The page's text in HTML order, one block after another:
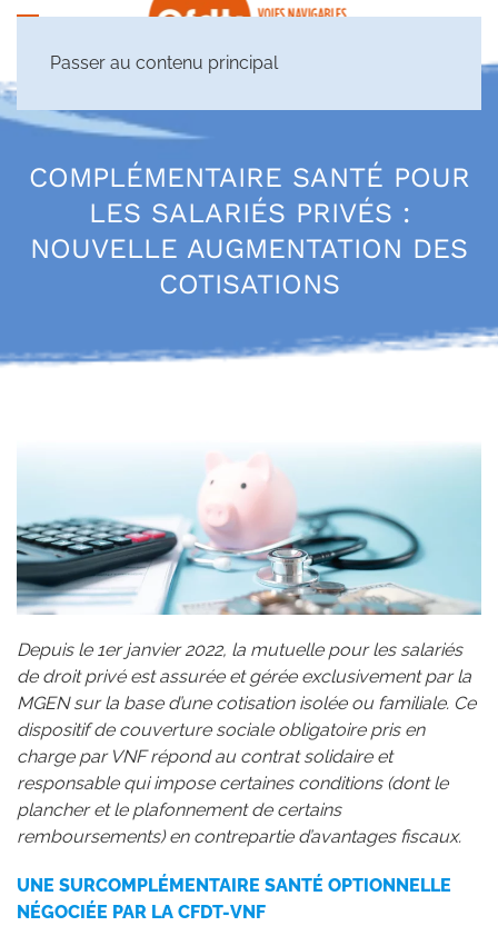
Passer au contenu principal
COMPLÉMENTAIRE SANTÉ POUR
LES SALARIÉS PRIVÉS :
NOUVELLE AUGMENTATION DES
COTISATIONS
Depuis le 1er janvier 2022, la mutuelle pour les salariés
de droit privé est assurée et gérée exclusivement par la
MGEN sur la base d’une cotisation isolée ou familiale. Ce
dispositif de couverture sociale obligatoire pris en
charge par VNF répond au contrat solidaire et
responsable qui impose certaines conditions (dont le
plancher et le plafonnement de certains
remboursements) en contrepartie d’avantages fiscaux.
UNE SURCOMPLÉMENTAIRE SANTÉ OPTIONNELLE
NÉGOCIÉE PAR LA CFDT-VNF